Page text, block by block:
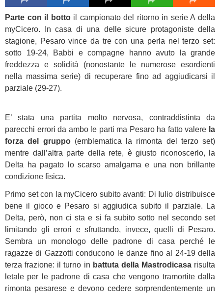
Parte con il bottoil campionato del ritorno in serie A della
myCicero. In casa di una delle sicure protagoniste della
stagione, Pesaro vince da tre con una perla nel terzo set:
sotto 19-24, Babbi e compagne hanno avuto la grande
freddezza e solidità (nonostante le numerose esordienti
nella massima serie) di recuperare fino ad aggiudicarsi il
parziale (29-27).
E’ stata una partita molto nervosa, contraddistinta da
parecchi errori da ambo le parti ma Pesaro ha fatto valere la
forza del gruppo(emblematica la rimonta del terzo set)
mentre dall’altra parte della rete, è giusto riconoscerlo, la
Delta ha pagato lo scarso amalgama e una non brillante
condizione fisica.
Primo set con la myCicero subito avanti: Di Iulio distribuisce
bene il gioco e Pesaro si aggiudica subito il parziale. La
Delta, però, non ci sta e si fa subito sotto nel secondo set
limitando gli errori e sfruttando, invece, quelli di Pesaro.
Sembra un monologo delle padrone di casa perché le
ragazze di Gazzotti conducono le danze fino al 24-19 della
terza frazione: il turno in battuta della Mastrodicasarisulta
letale per le padrone di casa che vengono tramortite dalla
rimonta pesarese e devono cedere sorprendentemente un